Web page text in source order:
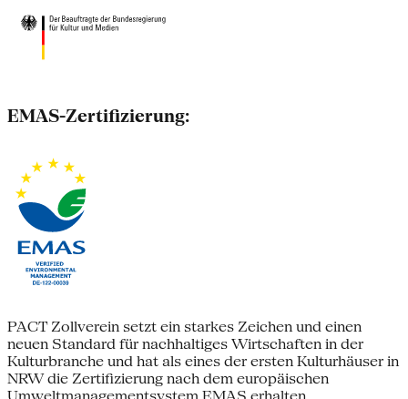
EMAS-Zertifizierung:
PACT Zollverein setzt ein starkes Zeichen und einen
neuen Standard für nachhaltiges Wirtschaften in der
Kulturbranche und hat als eines der ersten Kulturhäuser in
NRW die Zertifizierung nach dem europäischen